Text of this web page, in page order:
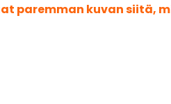
paremman kuvan siitä,